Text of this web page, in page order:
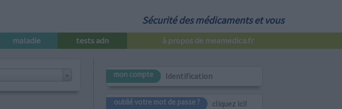
Sécurité des médicaments et vous
maladie tests adn à propos de meamedica.fr
mon compte Identification
oublié votre mot de passe ? cliquez ici!